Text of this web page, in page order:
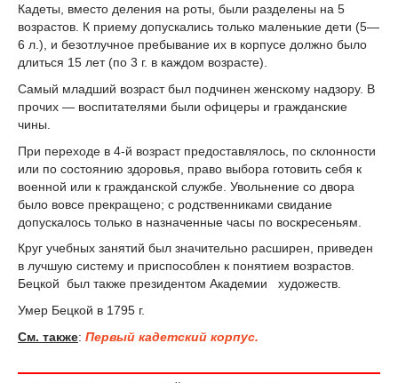
Кадеты, вместо деления на роты, были разделены на 5
возрастов. К приему допускались только маленькие дети (5—
6 л.), и безотлучное пребывание их в корпусе должно было
длиться 15 лет (по 3 г. в каждом возрасте).
Самый младший возраст был подчинен женскому надзору. В
прочих — воспитателями были офицеры и гражданские
чины.
При переходе в 4-й возраст предоставлялось, по склонности
или по состоянию здоровья, право выбора готовить себя к
военной или к гражданской службе. Увольнение со двора
было вовсе прекращено; с родственниками свидание
допускалось только в назначенные часы по воскресеньям.
Круг учебных занятий был значительно расширен, приведен
в лучшую систему и приспособлен к понятием возрастов.
Бецкой был также президентом Академии художеств.
Умер Бецкой в 1795 г.
См. также: Первый кадетский корпус.